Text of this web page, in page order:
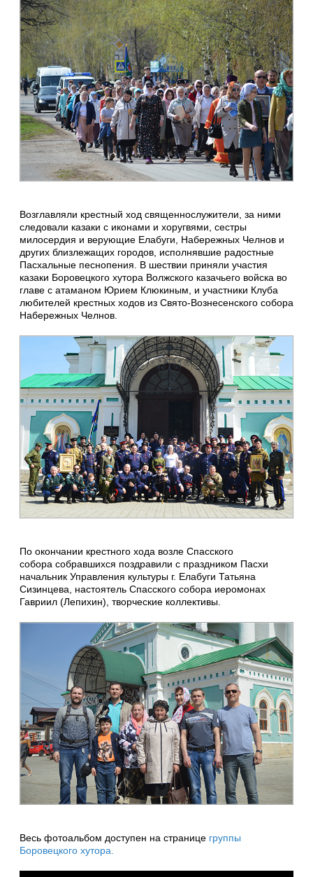
Возглавляли крестный ход священнослужители, за ними
следовали казаки с иконами и хоругвями, сестры
милосердия и верующие Елабуги, Набережных Челнов и
других близлежащих городов, исполнявшие радостные
Пасхальные песнопения. В шествии приняли участия
казаки Боровецкого хутора Волжского казачьего войска во
главе с атаманом Юрием Клюкиным, и участники Клуба
любителей крестных ходов из Свято-Вознесенского собора
Набережных Челнов.
По окончании крестного хода возле Спасского
собора собравшихся поздравили с праздником Пасхи
начальник Управления культуры г. Елабуги Татьяна
Сизинцева, настоятель Спасского собора иеромонах
Гавриил (Лепихин), творческие коллективы.
Весь фотоальбом доступен на странице группы
Боровецкого хутора.